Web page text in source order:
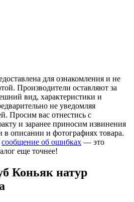
для ознакомления и не
Производители оставляют за
вид, характеристики и
не уведомляя
Просим вас отнестись с
и заранее приносим извинения
в описании и фотографиях товара.
сообщение об ошибках — это
еще точнее!
натур